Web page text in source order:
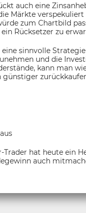
auch eine
Märkte
zum Chartbild
Rücksetzer zu
eine sinnvolle
und die
kann man
günstiger
Trader hat heute ein
auch